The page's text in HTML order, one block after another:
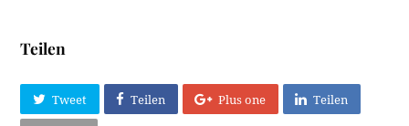
Teilen
Tweet Teilen Plus one Teilen